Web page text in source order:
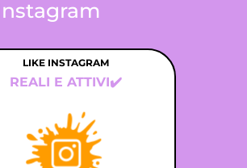
LIKE INSTAGRAM
REALI E ATTIVI✔️